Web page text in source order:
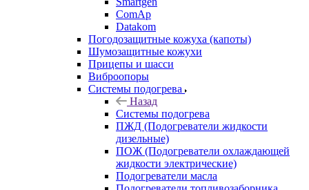
ComAp
Datakom
Погодозащитные кожуха (капоты)
Шумозащитные кожухи
Прицепы и шасси
Виброопоры
Системы подогрева
Назад
Системы подогрева
ПЖД (Подогреватели жидкости
дизельные)
ПОЖ (Подогреватели охлаждающей
жидкости электрические)
Подогреватели масла